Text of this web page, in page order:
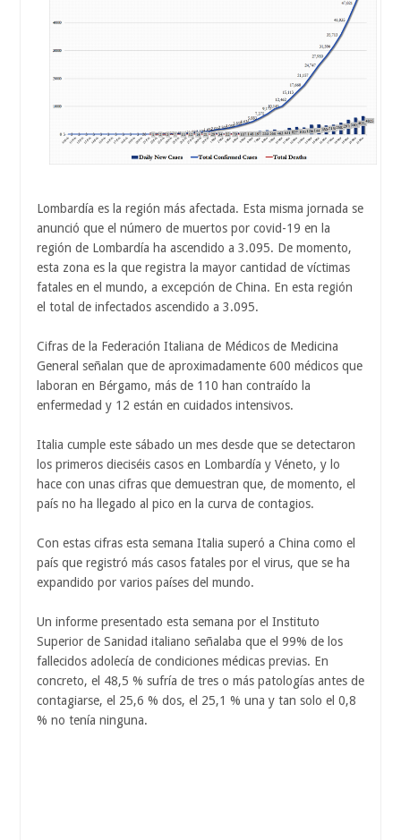
Lombardía es la región más afectada. Esta misma jornada se
anunció que el número de muertos por covid-19 en la
región de Lombardía ha ascendido a 3.095. De momento,
esta zona es la que registra la mayor cantidad de víctimas
fatales en el mundo, a excepción de China. En esta región
el total de infectados ascendido a 3.095.
Cifras de la Federación Italiana de Médicos de Medicina
General señalan que de aproximadamente 600 médicos que
laboran en Bérgamo, más de 110 han contraído la
enfermedad y 12 están en cuidados intensivos.
Italia cumple este sábado un mes desde que se detectaron
los primeros dieciséis casos en Lombardía y Véneto, y lo
hace con unas cifras que demuestran que, de momento, el
país no ha llegado al pico en la curva de contagios.
Con estas cifras esta semana Italia superó a China como el
país que registró más casos fatales por el virus, que se ha
expandido por varios países del mundo.
Un informe presentado esta semana por el Instituto
Superior de Sanidad italiano señalaba que el 99% de los
fallecidos adolecía de condiciones médicas previas. En
concreto, el 48,5 % sufría de tres o más patologías antes de
contagiarse, el 25,6 % dos, el 25,1 % una y tan solo el 0,8
% no tenía ninguna.